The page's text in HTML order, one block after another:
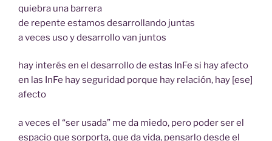
quiebra una barrera
de repente estamos desarrollando juntas
a veces uso y desarrollo van juntos
hay interés en el desarrollo de estas InFe si hay afecto
en las InFe hay seguridad porque hay relación, hay [ese]
afecto
a veces el “ser usada” me da miedo, pero poder ser el
espacio que sorporta, que da vida, pensarlo desde el